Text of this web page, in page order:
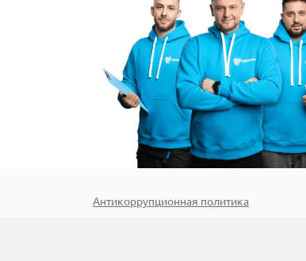
Антикоррупционная политика